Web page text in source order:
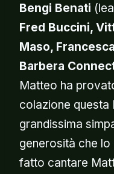
Bengi Benati
Fred Buccini,
Maso,
Barbera
Matteo ha
colazione questa
grandissima
generosità che
fatto cantare